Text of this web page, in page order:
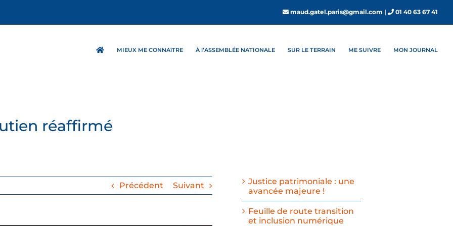
maud.gatel.paris@gmail.com | 01 40 63 67 41
MIEUX ME CONNAîTRE À l’ASSEMBLÉE NATIONALE SUR LE TERRAIN ME SUIVRE MON JOURNAL
réaffirmé
Précédent Suivant
Justice patrimoniale : une
avancée majeure !
Feuille de route transition
et inclusion numérique